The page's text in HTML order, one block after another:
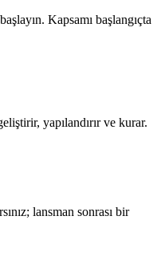
Kapsamı başlangıçta
yapılandırır ve kurar.
lansman sonrası bir